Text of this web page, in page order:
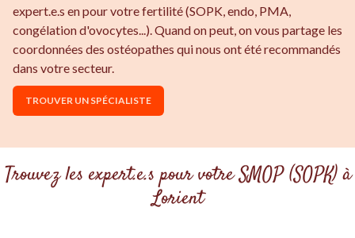
expert.e.s en pour votre fertilité (SOPK, endo, PMA,
congélation d'ovocytes...). Quand on peut, on vous partage les
coordonnées des ostéopathes qui nous ont été recommandés
dans votre secteur.
TROUVER UN SPÉCIALISTE
Trouvez les expert.e.s pour votre SMOP (SOPK) à
Lorient